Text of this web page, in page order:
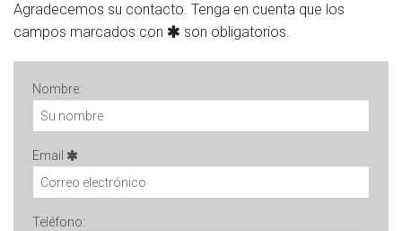
Agradecemos su contacto. Tenga en cuenta que los
campos marcados con
son obligatorios.
Nombre:
Email
Teléfono: